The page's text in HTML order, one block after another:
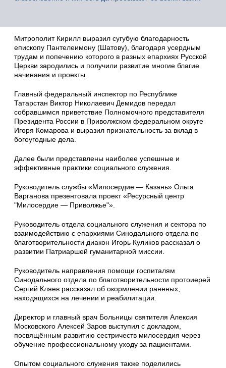
Митрополит Кирилл выразил сугубую благодарность
епископу Пантелеимону (Шатову), благодаря усердным
трудам и попечению которого в разных епархиях Русской
Церкви зародились и получили развитие многие благие
начинания и проекты.
Главный федеральный инспектор по Республике
Татарстан Виктор Николаевич Демидов передал
собравшимся приветствие Полномочного представителя
Президента России в Приволжском федеральном округе
Игоря Комарова и выразил признательность за вклад в
богоугодные дела.
Далее были представлены наиболее успешные и
эффективные практики социального служения.
Руководитель службы «Милосердие — Казань» Ольга
Варганова презентовала проект «Ресурсный центр
"Милосердие — Приволжье"».
Руководитель отдела социального служения и сектора по
взаимодействию с епархиями Синодального отдела по
благотворительности диакон Игорь Куликов рассказал о
развитии Патриаршей гуманитарной миссии.
Руководитель направления помощи госпиталям
Синодального отдела по благотворительности протоиерей
Сергий Кляев рассказал об окормлении раненых,
находящихся на лечении и реабилитации.
Директор и главный врач Больницы святителя Алексия
Московского Алексей Заров выступил с докладом,
посвящённым развитию сестричеств милосердия через
обучение профессиональному уходу за пациентами.
Опытом социального служения также поделились